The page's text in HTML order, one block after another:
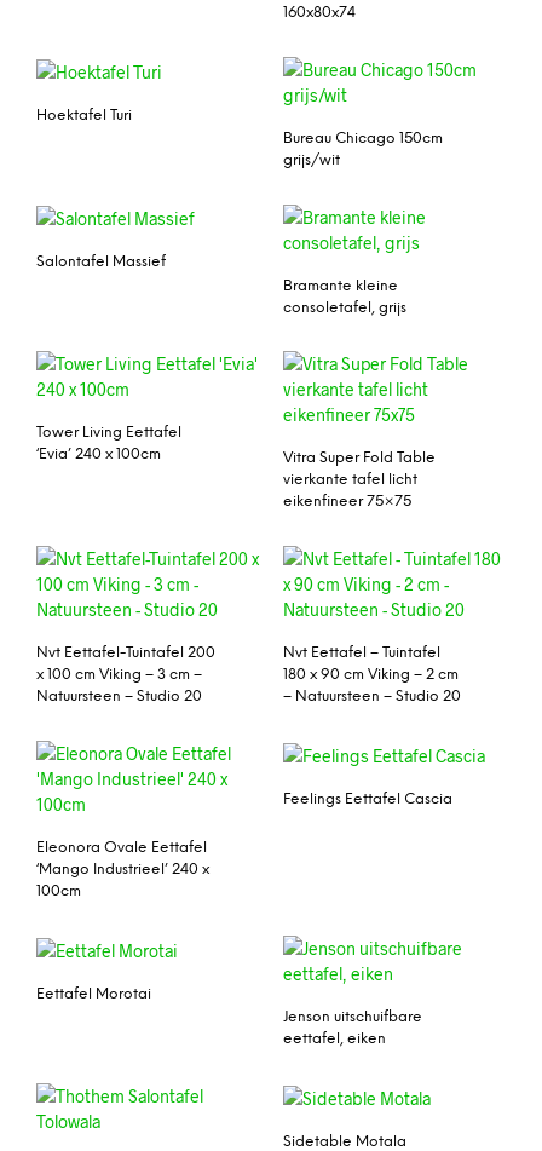
160x80x74
Hoektafel Turi
Bureau Chicago 150cm
grijs/wit
Salontafel Massief
Bramante kleine
consoletafel, grijs
Tower Living Eettafel
‘Evia’ 240 x 100cm
Vitra Super Fold Table
vierkante tafel licht
eikenfineer 75×75
Nvt Eettafel-Tuintafel 200
x 100 cm Viking – 3 cm –
Natuursteen – Studio 20
Nvt Eettafel – Tuintafel
180 x 90 cm Viking – 2 cm
– Natuursteen – Studio 20
Eleonora Ovale Eettafel
‘Mango Industrieel’ 240 x
100cm
Feelings Eettafel Cascia
Eettafel Morotai
Jenson uitschuifbare
eettafel, eiken
Sidetable Motala